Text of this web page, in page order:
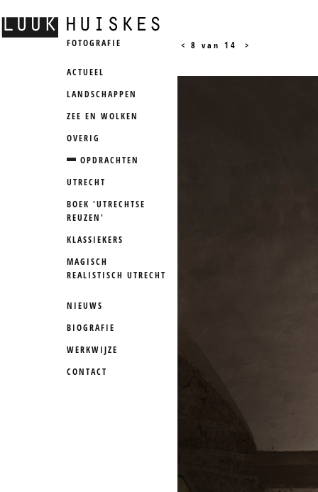
FOTOGRAFIE
ACTUEEL
LANDSCHAPPEN
ZEE EN WOLKEN
OVERIG
OPDRACHTEN
UTRECHT
BOEK 'UTRECHTSE
REUZEN'
KLASSIEKERS
MAGISCH
REALISTISCH UTRECHT
NIEUWS
BIOGRAFIE
WERKWIJZE
CONTACT
< 8 van 14 >